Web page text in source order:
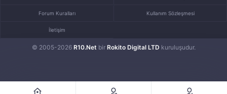
© 2005-2026 R10.Net bir Rokito Digital LTD kuruluşudur.
Forum Kuralları Kullanım Sözleşmesi
İletişim